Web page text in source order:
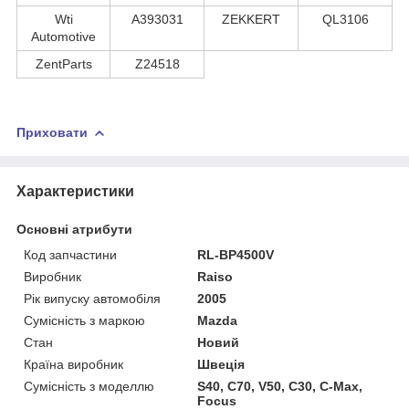
Wti
Automotive
A393031 ZEKKERT QL3106
ZentParts Z24518
Приховати
Характеристики
Основні атрибути
Код запчастини
RL-BP4500V
Виробник
Raiso
Рік випуску автомобіля
2005
Сумісність з маркою
Mazda
Стан
Новий
Країна виробник
Швеція
Сумісність з моделлю
S40, C70, V50, C30, C-Max,
Focus